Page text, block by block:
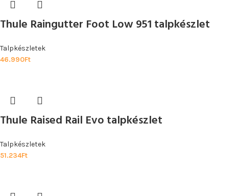
Thule Raingutter Foot Low 951 talpkészlet
Talpkészletek
46.990Ft
Thule Raised Rail Evo talpkészlet
Talpkészletek
51.234Ft